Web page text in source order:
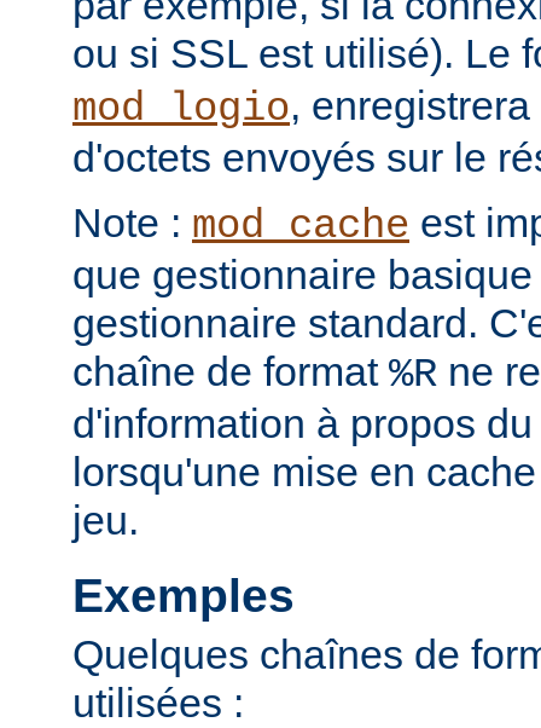
ou si SSL est utilisé). Le
mod_logio,
d'octets envoyés sur le
Note : mod_cache est
que gestionnaire
gestionnaire standard.
chaîne de format %R ne
d'information à propos
lorsqu'une mise en
jeu.
Exemples
Quelques chaînes de
utilisées :